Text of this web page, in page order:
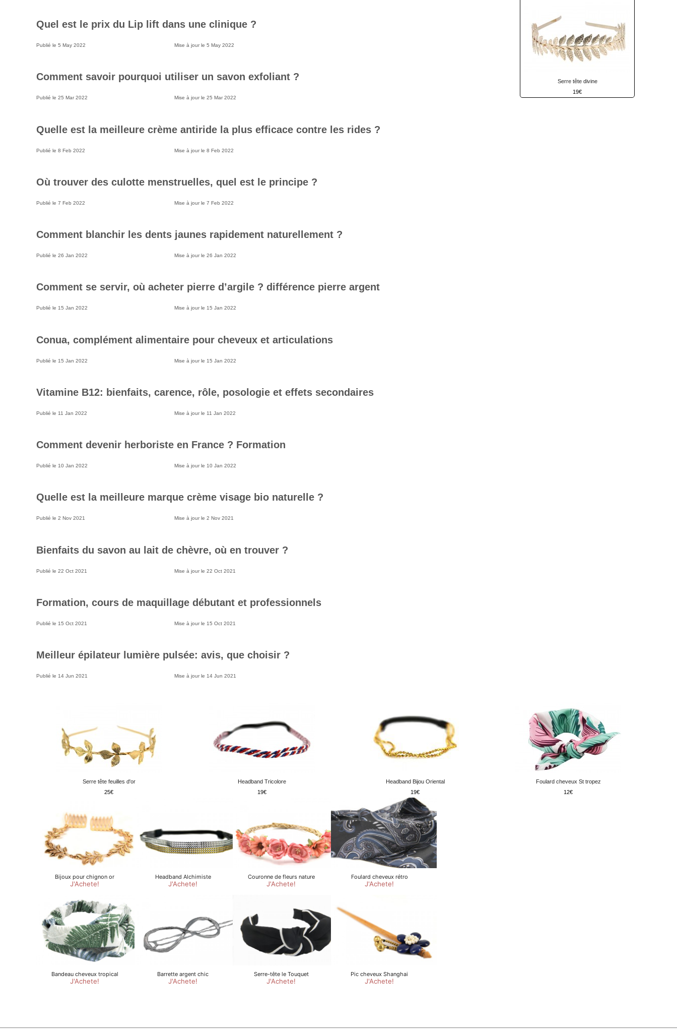
Quel est le prix du Lip lift dans une clinique ?
Publié le 5 May 2022 Mise à jour le 5 May 2022
Comment savoir pourquoi utiliser un savon exfoliant ?
Publié le 25 Mar 2022 Mise à jour le 25 Mar 2022
Quelle est la meilleure crème antiride la plus efficace contre les rides ?
Publié le 8 Feb 2022 Mise à jour le 8 Feb 2022
Où trouver des culotte menstruelles, quel est le principe ?
Publié le 7 Feb 2022 Mise à jour le 7 Feb 2022
Comment blanchir les dents jaunes rapidement naturellement ?
Publié le 26 Jan 2022 Mise à jour le 26 Jan 2022
Comment se servir, où acheter pierre d’argile ? différence pierre argent
Publié le 15 Jan 2022 Mise à jour le 15 Jan 2022
Conua, complément alimentaire pour cheveux et articulations
Publié le 15 Jan 2022 Mise à jour le 15 Jan 2022
Vitamine B12: bienfaits, carence, rôle, posologie et effets secondaires
Publié le 11 Jan 2022 Mise à jour le 11 Jan 2022
Comment devenir herboriste en France ? Formation
Publié le 10 Jan 2022 Mise à jour le 10 Jan 2022
Quelle est la meilleure marque crème visage bio naturelle ?
Publié le 2 Nov 2021 Mise à jour le 2 Nov 2021
Bienfaits du savon au lait de chèvre, où en trouver ?
Publié le 22 Oct 2021 Mise à jour le 22 Oct 2021
Formation, cours de maquillage débutant et professionnels
Publié le 15 Oct 2021 Mise à jour le 15 Oct 2021
Meilleur épilateur lumière pulsée: avis, que choisir ?
Publié le 14 Jun 2021 Mise à jour le 14 Jun 2021
Serre tête divine
19
Serre tête feuilles d'or
25
Headband Tricolore
19
Headband Bijou Oriental
19
Foulard cheveux St tropez
12